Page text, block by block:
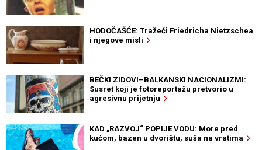
HODOČAŠĆE: Tražeći Friedricha Nietzschea
i njegove misli
BEČKI ZIDOVI–BALKANSKI NACIONALIZMI:
Susret koji je fotoreportažu pretvorio u
agresivnu prijetnju
KAD „RAZVOJ“ POPIJE VODU: More pred
kućom, bazen u dvorištu, suša na vratima